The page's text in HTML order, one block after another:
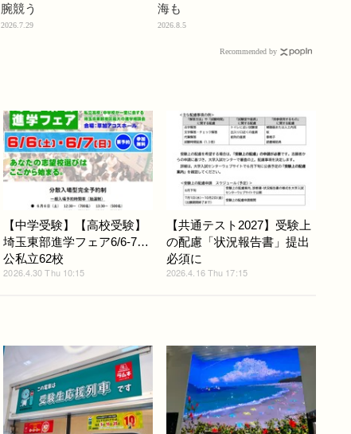
腕競う
2026.7.29
海も
2026.8.5
Recommended by
【中学受験】【高校受験】
埼玉東部進学フェア6/6-7…
公私立62校
2026.4.30 Thu 10:15
【共通テスト2027】受験上
の配慮「状況報告書」提出
必須に
2026.4.16 Thu 17:15